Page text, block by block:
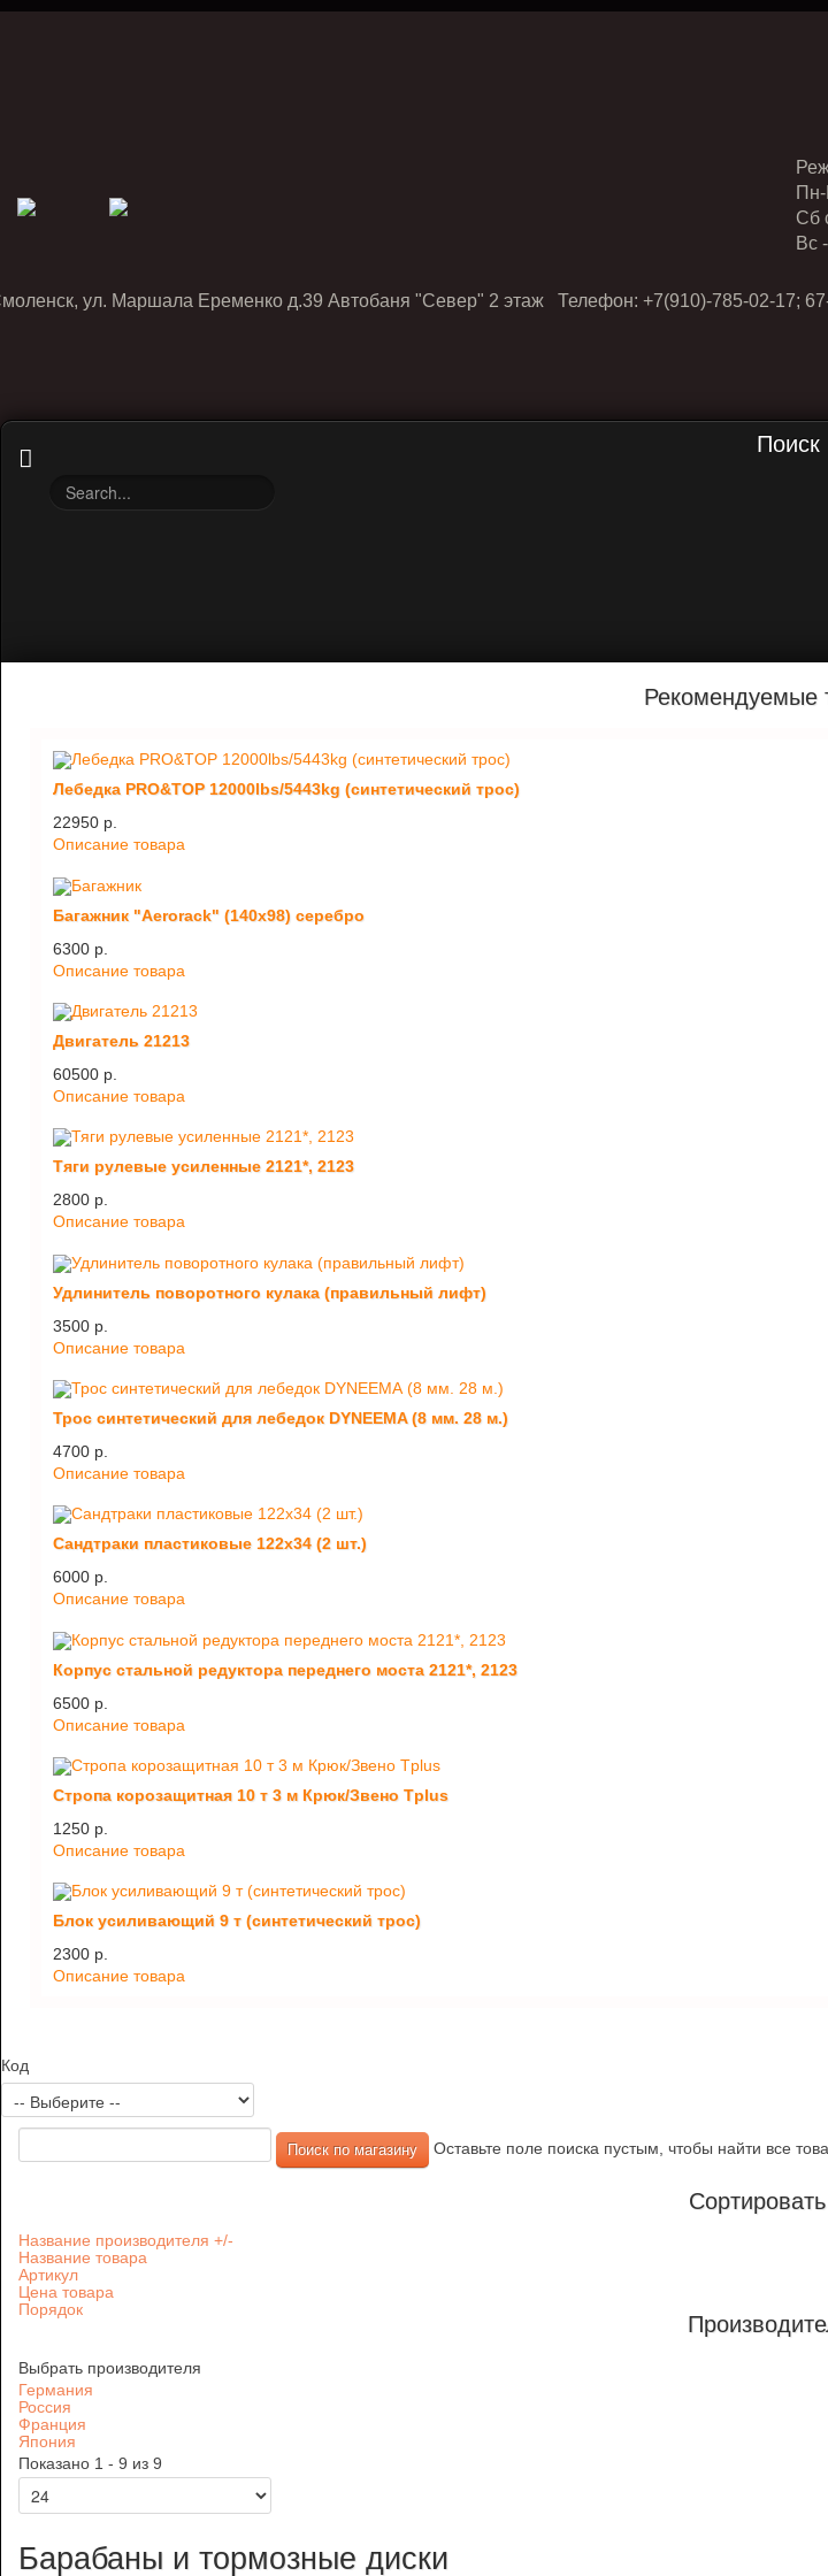
Cб
Вс
ул. Маршала Еременко д.39 Автобаня "Север" 2 этаж Телефон: +7(910)-785-02-17;
Поиск
Рекомендуемые
Лебедка PRO&TOP 12000lbs/5443kg (синтетический трос)
22950 p.
Описание товара
Багажник "Aerorack" (140х98) серебро
6300 p.
Описание товара
Двигатель 21213
60500 p.
Описание товара
Тяги рулевые усиленные 2121*, 2123
2800 p.
Описание товара
Удлинитель поворотного кулака (правильный лифт)
3500 p.
Описание товара
Трос синтетический для лебедок DYNEEMA (8 мм. 28 м.)
4700 p.
Описание товара
Сандтраки пластиковые 122х34 (2 шт.)
6000 p.
Описание товара
Корпус стальной редуктора переднего моста 2121*, 2123
6500 p.
Описание товара
Стропа корозащитная 10 т 3 м Крюк/Звено Tplus
1250 p.
Описание товара
Блок усиливающий 9 т (синтетический трос)
2300 p.
Описание товара
Код
Оставьте поле поиска пустым, чтобы найти все
Название производителя +/-
Название товара
Артикул
Цена товара
Порядок
Выбрать производителя
Германия
Россия
Франция
Япония
Показано 1 - 9 из 9
Барабаны и тормозные диски